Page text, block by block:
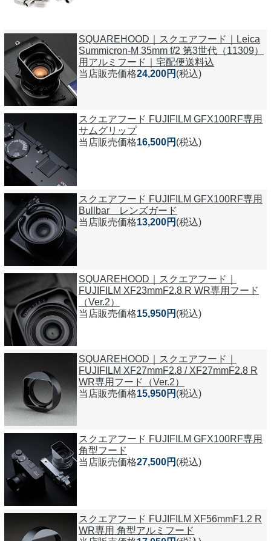
SQUAREHOOD｜スクエアフード｜Leica
Summicron-M 35mm f/2 第3世代（11309）
用アルミフード｜宅配便送料込
当店販売価格24,200円 (税込)
スクエアフード FUJIFILM GFX100RF専用
サムグリップ
当店販売価格16,500円 (税込)
スクエアフード FUJIFILM GFX100RF専用
Bullbar レンズガード
当店販売価格13,200円 (税込)
SQUAREHOOD｜スクエアフード｜
FUJIFILM XF23mmF2.8 R WR専用フード
（Ver.2）
当店販売価格15,950円 (税込)
SQUAREHOOD｜スクエアフード｜
FUJIFILM XF27mmF2.8 / XF27mmF2.8 R
WR専用フード（Ver.2）
当店販売価格15,950円 (税込)
スクエアフード FUJIFILM GFX100RF専用
角型フード
当店販売価格27,500円 (税込)
スクエアフード FUJIFILM XF56mmF1.2 R
WR専用 角型アルミフード